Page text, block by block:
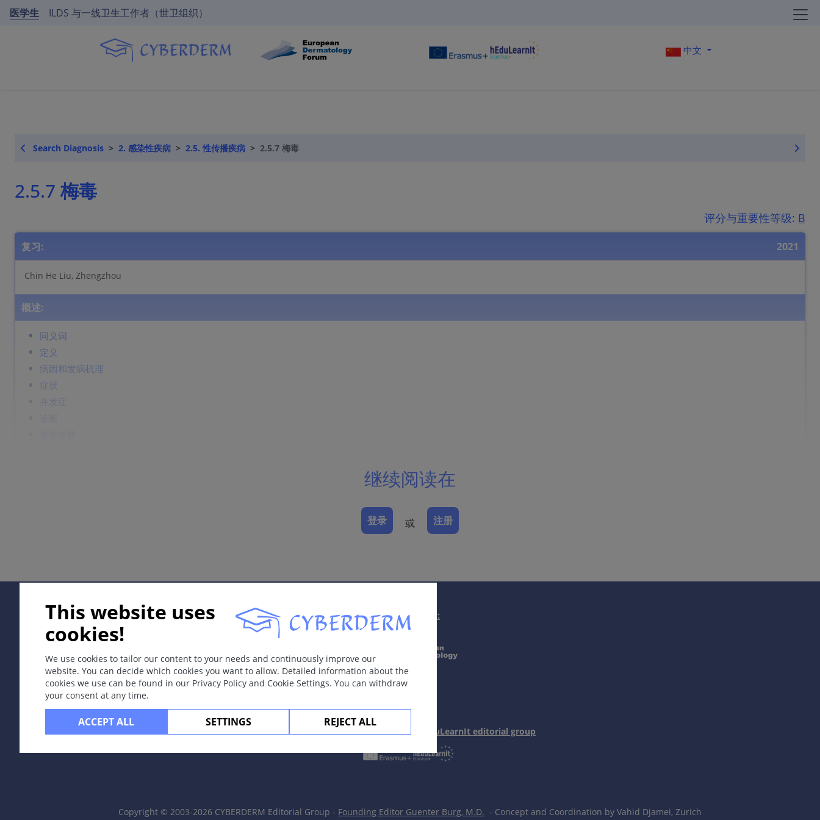
医学生 ILDS 与一线卫生工作者（世卫组织）
中文
Search Diagnosis 2. 感染性疾病 2.5. 性传播疾病 2.5.7 梅毒
2.5.7 梅毒
评分与重要性等级: B
复习: 2021
Chin He Liu, Zhengzhou
概述:
同义词
定义
病因和发病机理
症状
并发症
病原体为梅毒螺旋体：一种可运动的螺旋状微生物，在光学显微镜下不可见，在人工培养基上不生长。可通过皮肤和黏膜的微小损伤传播。
潜伏期：三周。
一期梅毒：
原发皮损（硬下疳）为无痛性质硬的溃疡，含有大量螺旋体，合并腹股沟淋巴结肿大（区域性淋巴结病，但无粘连或者流脓）。3周后自行恢复。
1．生殖器硬下疳：
男性：阴茎龟头、包皮内板和冠状沟。
女性：阴唇，或者症状隐匿累及阴道或宫颈。
2．生殖器外硬下疳：口腔、肛门和手指。
3．所有病变数月后可自行消退。
继续阅读在
登录 或 注册
This website uses
cookies!
We use cookies to tailor our content to your needs and continuously improve our
website. You can decide which cookies you want to allow. Detailed information about the
cookies we use can be found in our Privacy Policy and Cookie Settings. You can withdraw
your consent at any time.
ACCEPT ALL SETTINGS REJECT ALL
Supported by:
In collaboration with Erasmus+ hEduLearnIt editorial group
Copyright © 2003-2026 CYBERDERM Editorial Group - Founding Editor Guenter Burg, M.D. - Concept and Coordination by Vahid Djamei, Zurich